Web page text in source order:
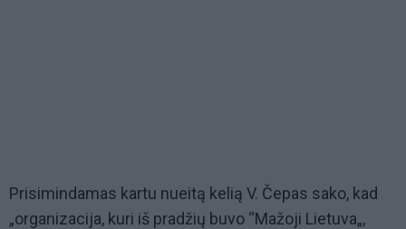
Prisimindamas kartu nueitą kelią V. Čepas sako, kad
„organizacija, kuri iš pradžių buvo “Mažoji Lietuva„,